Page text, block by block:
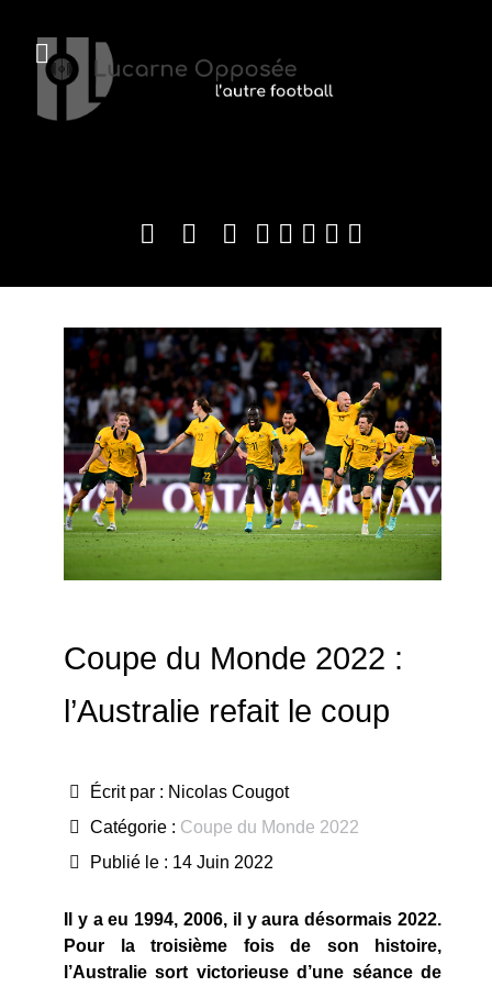
Coupe du Monde 2022 :
l’Australie refait le coup
Écrit par : Nicolas Cougot
Catégorie : Coupe du Monde 2022
Publié le : 14 Juin 2022
Il y a eu 1994, 2006, il y aura désormais 2022.
Pour la troisième fois de son histoire,
l’Australie sort victorieuse d’une séance de